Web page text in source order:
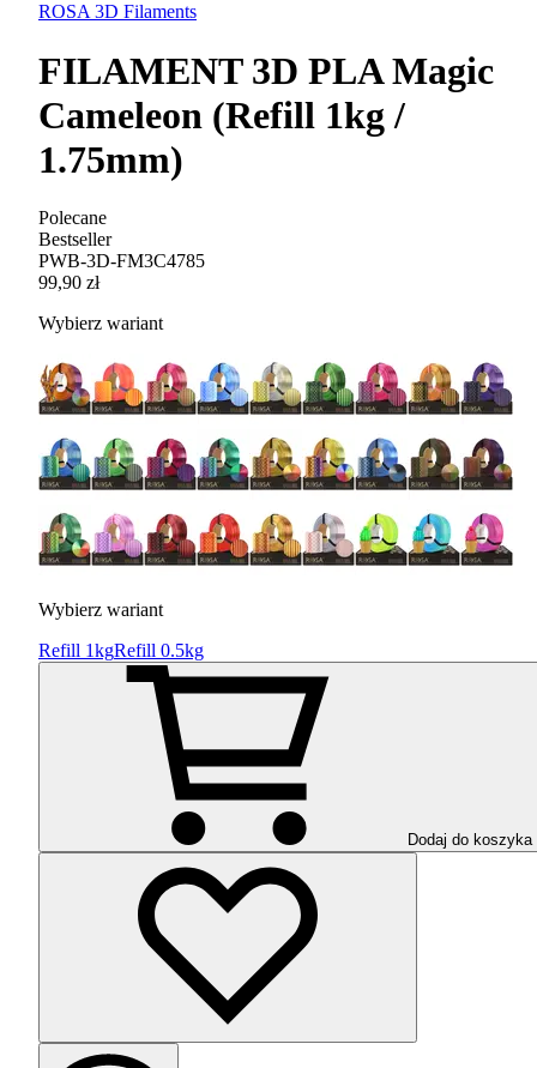
ROSA 3D Filaments
FILAMENT 3D PLA Magic
Cameleon (Refill 1kg /
1.75mm)
Polecane
Bestseller
PWB-3D-FM3C4785
99,90 zł
Wybierz wariant
Wybierz wariant
Refill 1kgRefill 0.5kg
Dodaj do koszyka